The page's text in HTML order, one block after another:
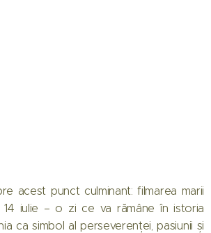
acest punct culminant: filmarea marii
iulie – o zi ce va rămâne în istoria
ca simbol al perseverenței, pasiunii și